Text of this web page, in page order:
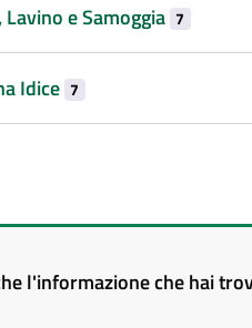
e Samoggia 7
Idice 7
l'informazione che hai